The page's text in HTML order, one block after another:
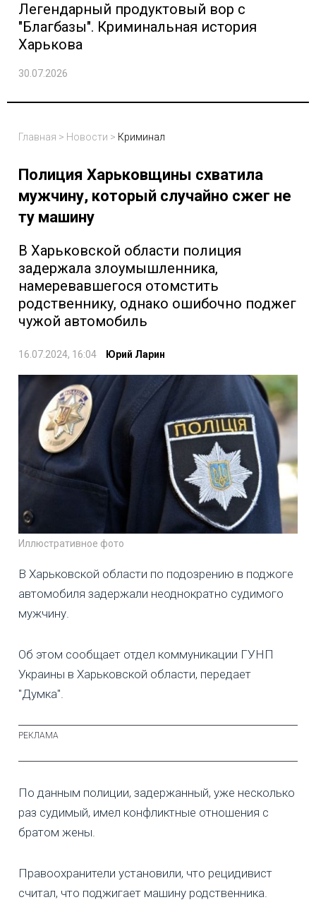
Легендарный продуктовый вор с
"Благбазы". Криминальная история
Харькова
30.07.2026
Главная > Новости > Криминал
Полиция Харьковщины схватила
мужчину, который случайно сжег не
ту машину
В Харьковской области полиция
задержала злоумышленника,
намеревавшегося отомстить
родственнику, однако ошибочно поджег
чужой автомобиль
16.07.2024, 16:04 Юрий Ларин
Иллюстративное фото
В Харьковской области по подозрению в поджоге
автомобиля задержали неоднократно судимого
мужчину.
Об этом сообщает отдел коммуникации ГУНП
Украины в Харьковской области, передает
"Думка".
По данным полиции, задержанный, уже несколько
раз судимый, имел конфликтные отношения с
братом жены.
Правоохранители установили, что рецидивист
считал, что поджигает машину родственника.